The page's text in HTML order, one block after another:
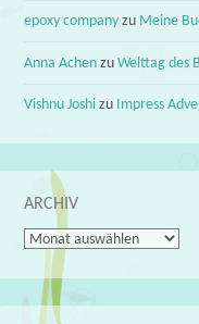
epoxy company zu Meine
Anna Achen zuWelttag des
Vishnu Joshi zu Impress
ARCHIV
Archiv